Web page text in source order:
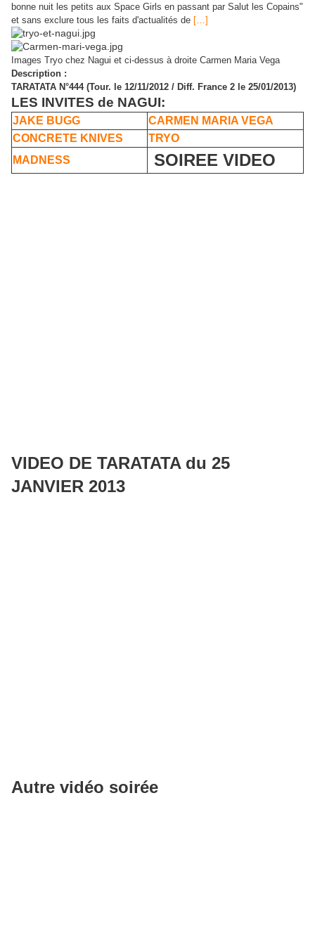
bonne nuit les petits aux Space Girls en passant par Salut les Copains"
et sans exclure tous les faits d'actualités de […]
Images Tryo chez Nagui et ci-dessus à droite Carmen Maria Vega
Description :
TARATATA N°444 (Tour. le 12/11/2012 / Diff. France 2 le 25/01/2013)
LES INVITES de NAGUI:
JAKE BUGG
CARMEN MARIA VEGA
CONCRETE KNIVES
TRYO
MADNESS
SOIREE VIDEO
VIDEO DE TARATATA du 25
JANVIER 2013
Autre vidéo soirée